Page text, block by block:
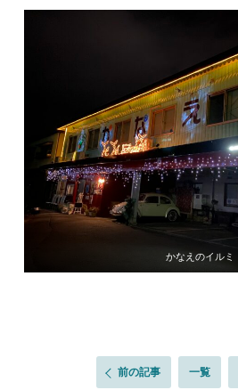
かなえのイルミ
前の記事 一覧